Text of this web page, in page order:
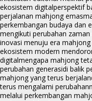
ekosistem digitalperspektif
perjalanan mahjong emas
perkembangan budaya dan
mengikuti perubahan
inovasi menuju era
ekosistem modern
digitalmengapa mahjong
perubahan generasidi balik
mahjong yang terus berjalan
terus mengalami perubahan
melalui perkembangan